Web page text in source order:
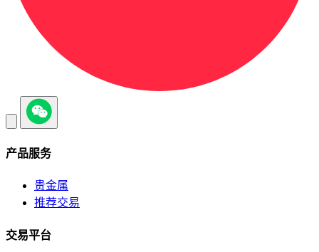
产品服务
贵金属
推荐交易
交易平台